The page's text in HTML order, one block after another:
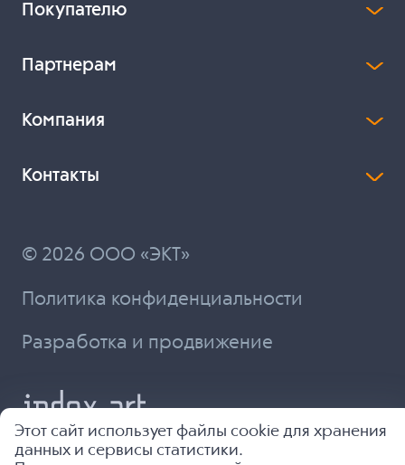
Покупателю
Партнерам
Компания
Контакты
© 2026 ООО «ЭКТ»
Политика конфиденциальности
Разработка и продвижение
Этот сайт использует файлы cookie для хранения
данных и сервисы статистики.